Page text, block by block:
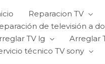
Reparacion TV
de televisión a
TV lg
Arreglar
técnico TV sony